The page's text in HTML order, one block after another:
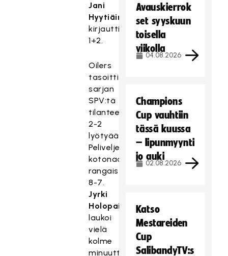
Jani
Hyytiäinen
kirjautti
1+2.
Oilers
tasoitti
sarjan
SPV:tä
tilanteeseen
2-2
lyötyään
Peliveljet
kotonaan
rangaistuslaukauskisassa
8-7.
Jyrki
Holopainen
laukoi
vielä
kolme
minuuttia
Avauskierrok
set syyskuun
toisella
viikolla
04.08.2026
Champions
Cup vauhtiin
tässä kuussa
– lipunmyynti
jo auki
02.08.2026
Katso
Mestareiden
Cup
SalibandyTV:s